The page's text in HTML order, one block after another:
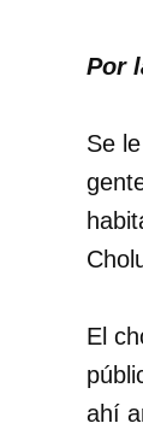
Por
Se
El
ahí